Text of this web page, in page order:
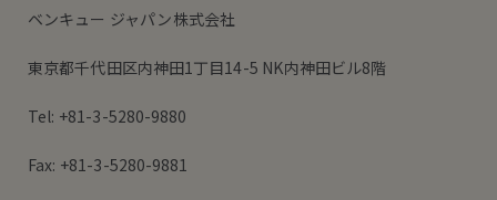
ベンキュー ジャパン株式会社
東京都千代田区内神田1丁目14-5 NK内神田ビル8階
Tel: +81-3-5280-9880
Fax: +81-3-5280-9881